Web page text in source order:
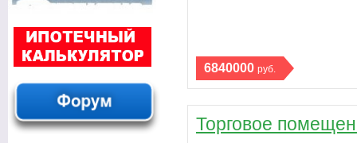
6840000 руб.
Торговое